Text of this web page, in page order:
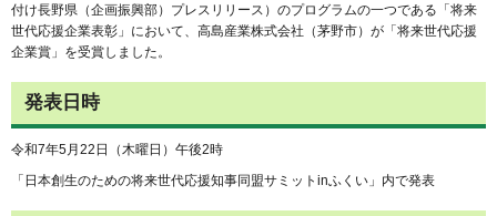
付け長野県（企画振興部）プレスリリース）のプログラムの一つである「将来
世代応援企業表彰」において、高島産業株式会社（茅野市）が「将来世代応援
企業賞」を受賞しました。
発表日時
令和7年5月22日（木曜日）午後2時
「日本創生のための将来世代応援知事同盟サミットinふくい」内で発表